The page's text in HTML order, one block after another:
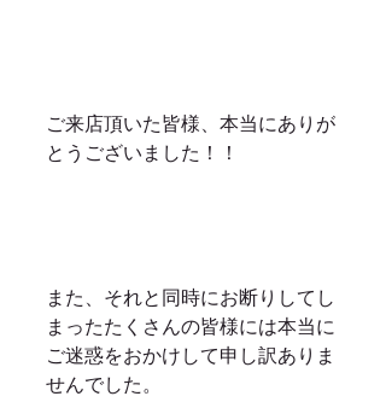
ご来店頂いた皆様、本当にありが
とうございました！！
また、それと同時にお断りしてし
まったたくさんの皆様には本当に
ご迷惑をおかけして申し訳ありま
せんでした。